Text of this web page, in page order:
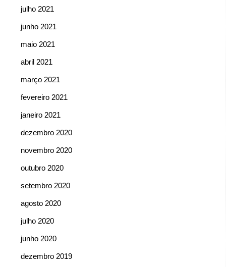
julho 2021
junho 2021
maio 2021
abril 2021
março 2021
fevereiro 2021
janeiro 2021
dezembro 2020
novembro 2020
outubro 2020
setembro 2020
agosto 2020
julho 2020
junho 2020
dezembro 2019